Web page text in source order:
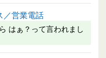
／営業電話
はぁ？って言われまし